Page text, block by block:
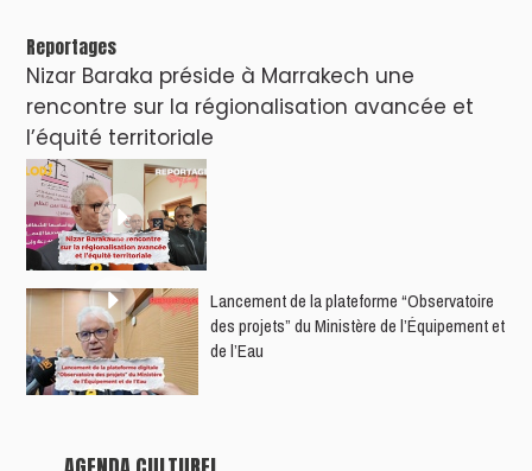
Dunia Batma en Tournée à Tanger
Nacim Haddad en Concert à Tétouan – Ayta
World Tour 2026
Nacim Haddad débarque à Tanger : Le
Souffle du Nord s'éveille !
Nacim Haddad Ayta World Tour à Rabat (
4ème date )